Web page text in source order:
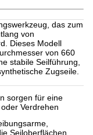
das zum
von
Dieses Modell
von 660
stabile Seilführung,
Zugseile.
sorgen für eine
Verdrehen
Seiloberflächen